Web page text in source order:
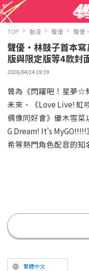
TOP 動漫 聲優 聲優
聲優・林鼓子首本
版與限定版等4款封
2026/04/24 19:39
曾為《閃躍吧！星夢☆
未來、《Love Live! 虹
偶像同好會》優木雪菜
G Dream! It's
希等熱門角色配音的知
加資格的「三冊套裝
完售，官方也因此緊急
動場次，足見其極高的
式揭曉。
繁體中文